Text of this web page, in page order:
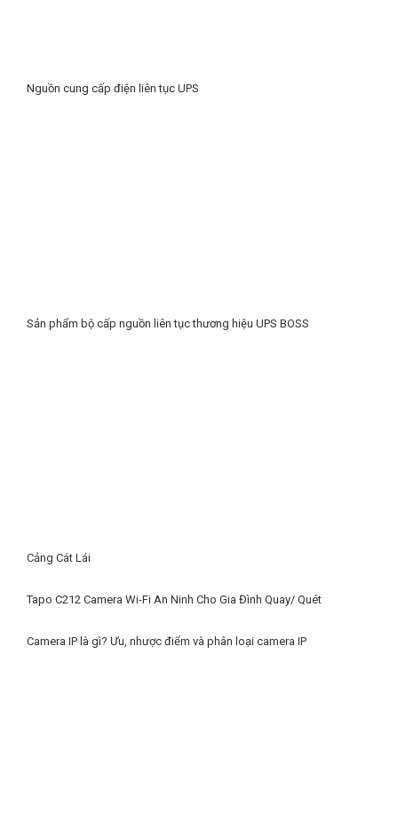
Nguồn cung cấp điện liên tục UPS
Sản phẩm bộ cấp nguồn liên tục thương hiệu UPS BOSS
Cảng Cát Lái
Tapo C212 Camera Wi-Fi An Ninh Cho Gia Đình Quay/ Quét
Camera IP là gì? Ưu, nhược điểm và phân loại camera IP